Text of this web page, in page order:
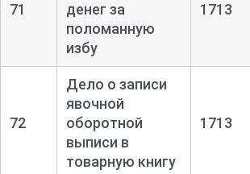
71
денег за
поломанную
избу
1713
72
Дело о записи
явочной
оборотной
выписи в
товарную книгу
1713